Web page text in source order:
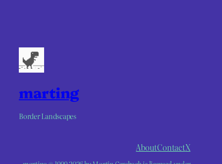
marting
Border Landscapes
AboutContactX